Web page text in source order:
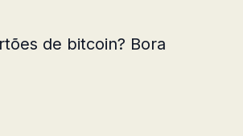
de bitcoin? Bora